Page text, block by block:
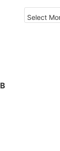
Archives